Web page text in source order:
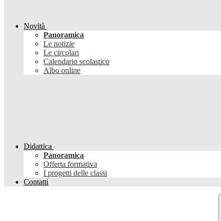
Novità
Panoramica
Le notizie
Le circolari
Calendario scolastico
Albo online
Didattica
Panoramica
Offerta formativa
I progetti delle classi
Contatti